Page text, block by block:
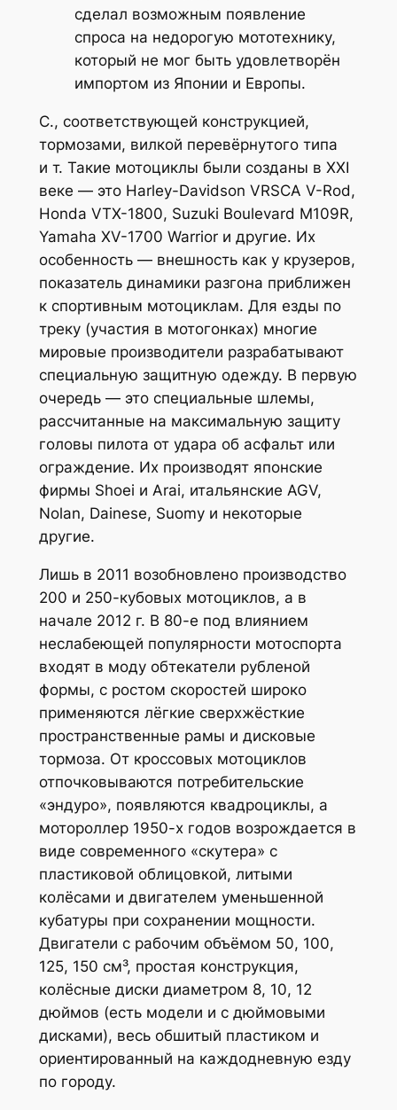
сделал возможным появление
спроса на недорогую мототехнику,
который не мог быть удовлетворён
импортом из Японии и Европы.
С., соответствующей конструкцией,
тормозами, вилкой перевёрнутого типа
и т. Такие мотоциклы были созданы в XXI
веке — это Harley-Davidson VRSCA V-Rod,
Honda VTX-1800, Suzuki Boulevard M109R,
Yamaha XV-1700 Warrior и другие. Их
особенность — внешность как у крузеров,
показатель динамики разгона приближен
к спортивным мотоциклам. Для езды по
треку (участия в мотогонках) многие
мировые производители разрабатывают
специальную защитную одежду. В первую
очередь — это специальные шлемы,
рассчитанные на максимальную защиту
головы пилота от удара об асфальт или
ограждение. Их производят японские
фирмы Shoei и Arai, итальянские AGV,
Nolan, Dainese, Suomy и некоторые
другие.
Лишь в 2011 возобновлено производство
200 и 250-кубовых мотоциклов, а в
начале 2012 г. В 80-е под влиянием
неслабеющей популярности мотоспорта
входят в моду обтекатели рубленой
формы, с ростом скоростей широко
применяются лёгкие сверхжёсткие
пространственные рамы и дисковые
тормоза. От кроссовых мотоциклов
отпочковываются потребительские
«эндуро», появляются квадроциклы, а
мотороллер 1950-х годов возрождается в
виде современного «скутера» с
пластиковой облицовкой, литыми
колёсами и двигателем уменьшенной
кубатуры при сохранении мощности.
Двигатели с рабочим объёмом 50, 100,
125, 150 см³, простая конструкция,
колёсные диски диаметром 8, 10, 12
дюймов (есть модели и с дюймовыми
дисками), весь обшитый пластиком и
ориентированный на каждодневную езду
по городу.